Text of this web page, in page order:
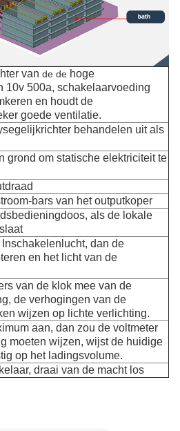
van de de hoge
10v 500a, schakelaarvoeding
en houdt de
goede ventilatie.
behandelen uit als
grond om statische elektriciteit te
bars van het outputkoper
als de lokale
dan de
en het licht van de
van de klok mee van de
de verhogingen van de
wijzen op lichte verlichting.
aan, dan zou de voltmeter
moeten wijzen, wijst de huidige
op het ladingsvolume.
draai van de macht los